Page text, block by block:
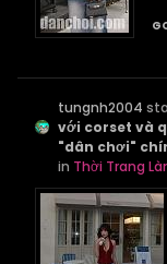
tungnh2004
với corset và
"dân chơi"
in Thời Trang